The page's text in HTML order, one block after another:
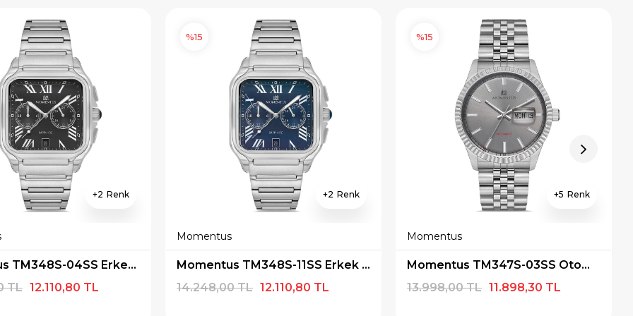
2
Momentus TM348S-04SS Erkek Kol Saati
12.110,80 TL
TL
2
Momentus
Momentus TM348S-11SS Erkek Kol Saati
12.110,80 TL
14.248,00 TL
%15
5
Momentus
Momentus TM347S-03SS Otomatik Erkek Kol Saati
11.898,30 TL
13.998,00 TL
%15
İNDİRİM
alışverişe özel 500
× SEPETTE İNDİRİM
9.999 TL üzeri alışverişe özel
×